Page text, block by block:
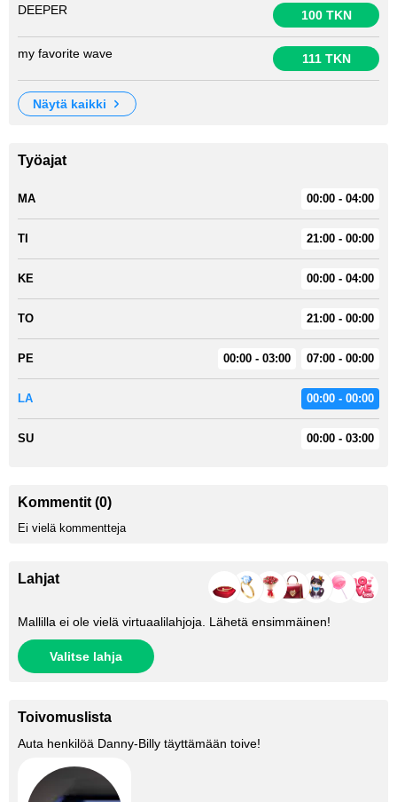
DEEPER 100 TKN
my favorite wave 111 TKN
näytä kaikki
Työajat
MA 00:00 - 04:00
TI 21:00 - 00:00
KE 00:00 - 04:00
TO 21:00 - 00:00
PE 00:00 - 03:00 07:00 - 00:00
LA 00:00 - 00:00
SU 00:00 - 03:00
Kommentit (0)
Ei vielä kommentteja
Lahjat
Mallilla ei ole vielä virtuaalilahjoja. Lähetä ensimmäinen!
Valitse lahja
Toivomuslista
Auta henkilöä Danny-Billy täyttämään toive!